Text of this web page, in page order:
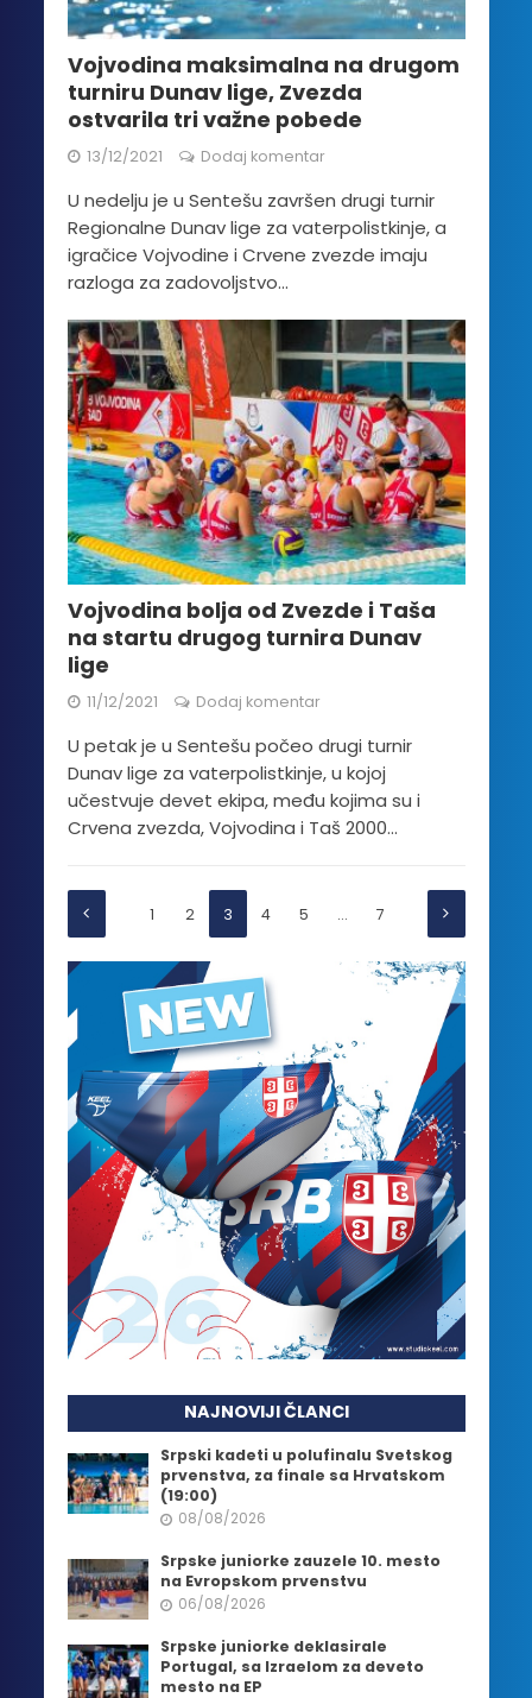
Vojvodina maksimalna na drugom
turniru Dunav lige, Zvezda
ostvarila tri važne pobede
13/12/2021 Dodaj komentar
U nedelju je u Sentešu završen drugi turnir
Regionalne Dunav lige za vaterpolistkinje, a
igračice Vojvodine i Crvene zvezde imaju
razloga za zadovoljstvo...
Vojvodina bolja od Zvezde i Taša
na startu drugog turnira Dunav
lige
11/12/2021 Dodaj komentar
U petak je u Sentešu počeo drugi turnir
Dunav lige za vaterpolistkinje, u kojoj
učestvuje devet ekipa, među kojima su i
Crvena zvezda, Vojvodina i Taš 2000...
1 2 3 4 5 … 7
NAJNOVIJI ČLANCI
Srpski kadeti u polufinalu Svetskog
prvenstva, za finale sa Hrvatskom
(19:00)
08/08/2026
Srpske juniorke zauzele 10. mesto
na Evropskom prvenstvu
06/08/2026
Srpske juniorke deklasirale
Portugal, sa Izraelom za deveto
mesto na EP